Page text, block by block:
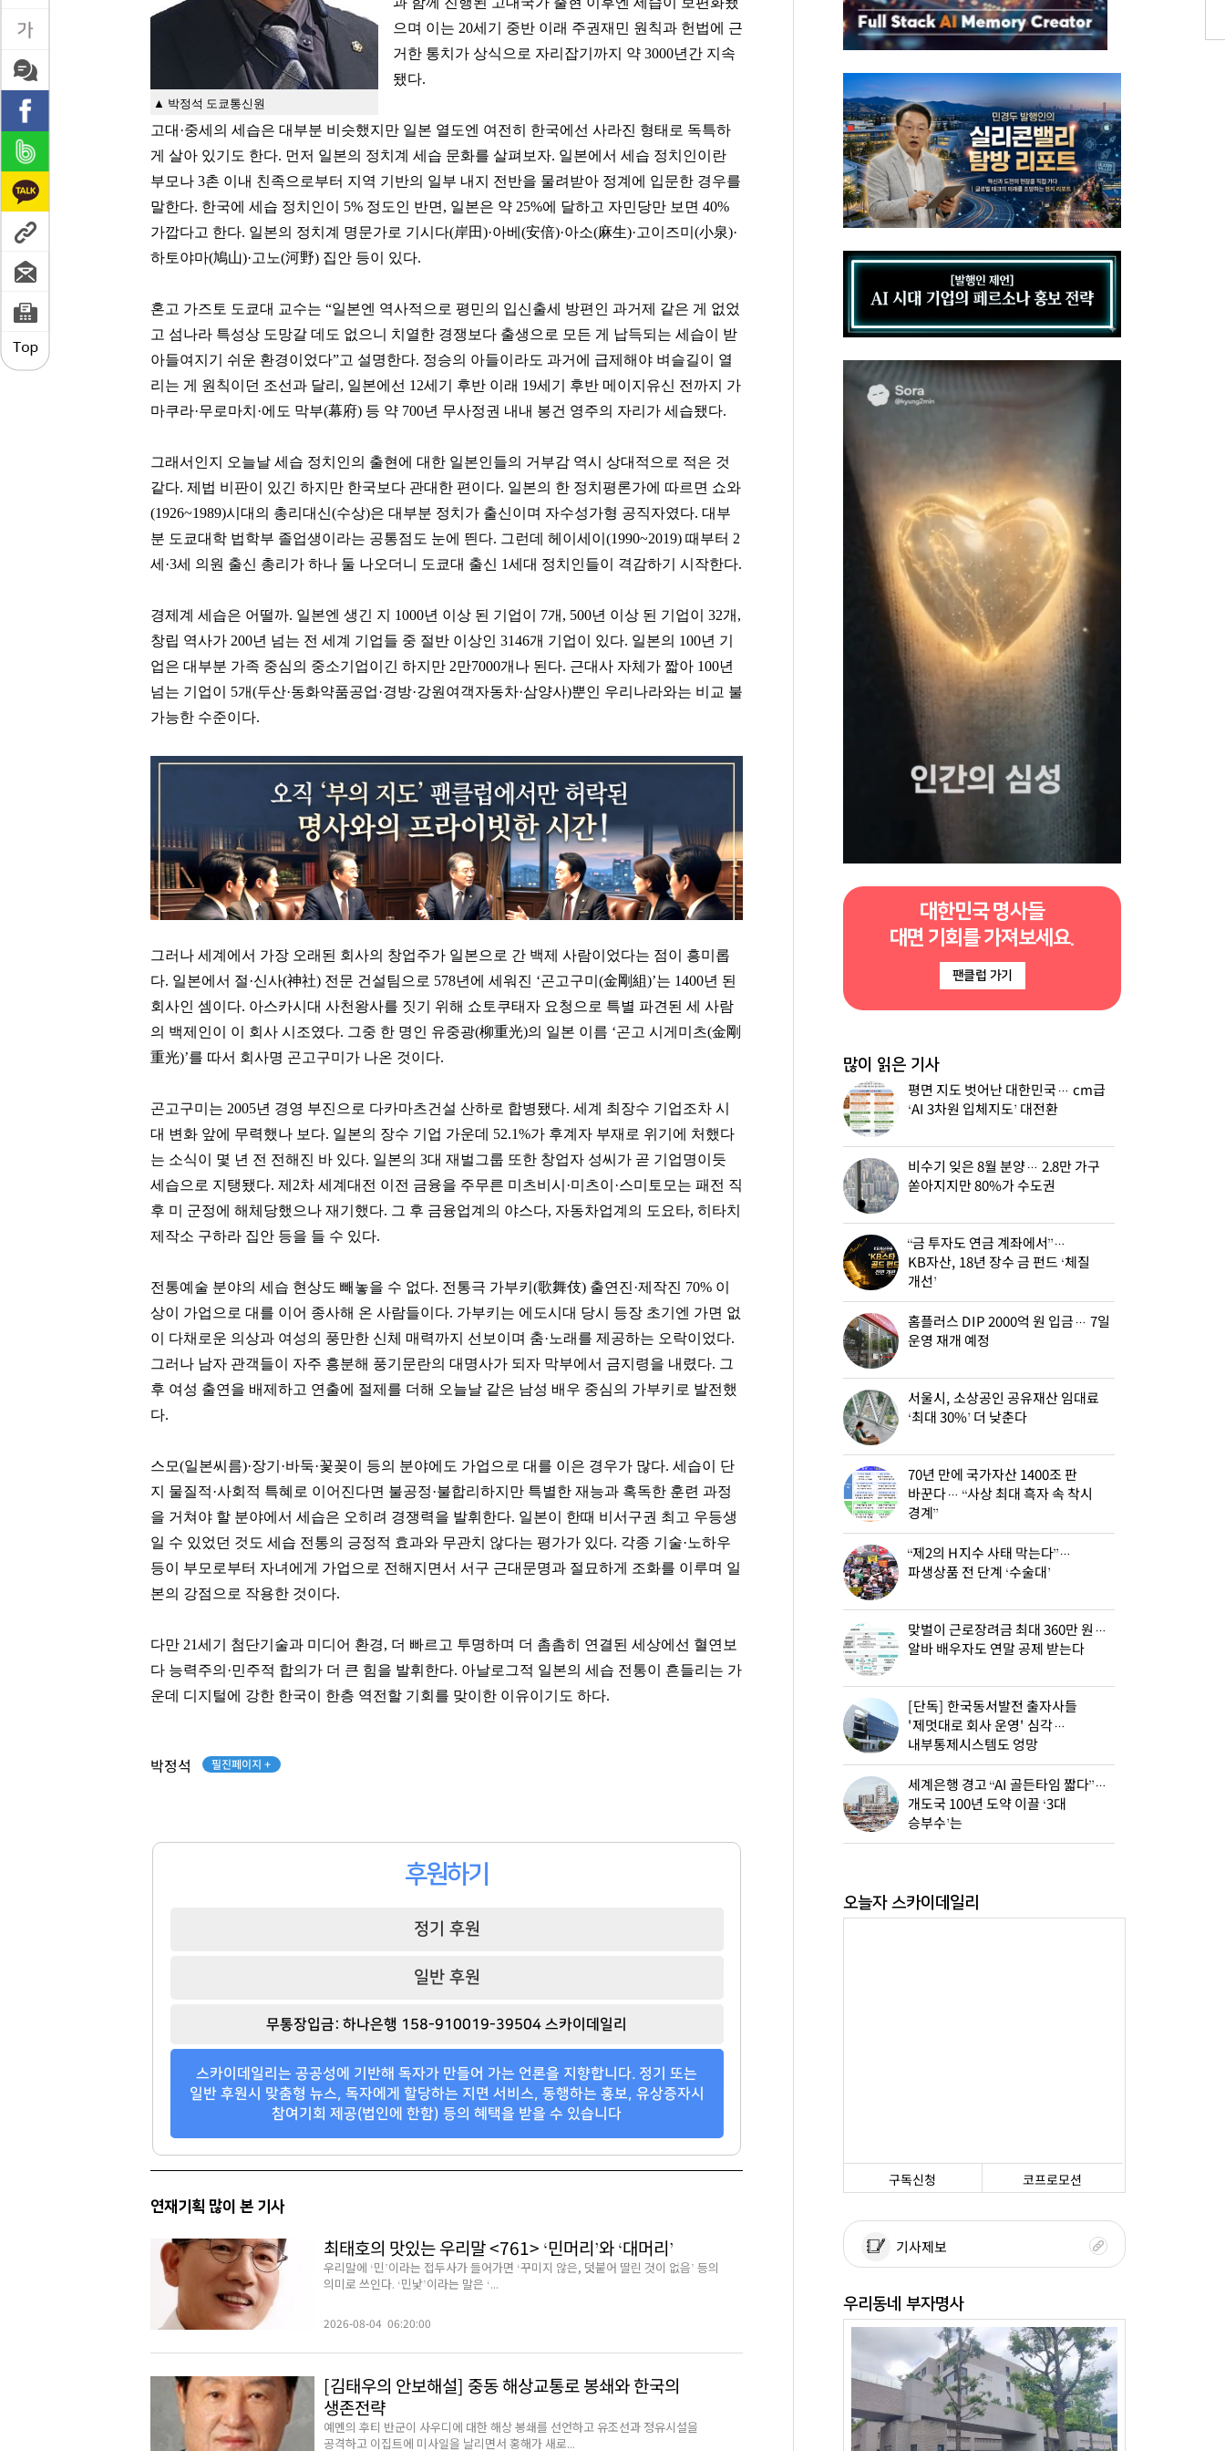
▲ 박정석 도쿄통신원
으며 이는 20세기 중반 이래 주권재민 원칙과 헌법에 근
거한 통치가 상식으로 자리잡기까지 약 3000년간 지속
됐다.
고대·중세의 세습은 대부분 비슷했지만 일본 열도엔 여전히 한국에선 사라진 형태로 독특하
게 살아 있기도 한다. 먼저 일본의 정치계 세습 문화를 살펴보자. 일본에서 세습 정치인이란
부모나 3촌 이내 친족으로부터 지역 기반의 일부 내지 전반을 물려받아 정계에 입문한 경우를
말한다. 한국에 세습 정치인이 5% 정도인 반면, 일본은 약 25%에 달하고 자민당만 보면 40%
가깝다고 한다. 일본의 정치계 명문가로 기시다(岸田)·아베(安倍)·아소(麻生)·고이즈미(小泉)·
하토야마(鳩山)·고노(河野) 집안 등이 있다.
혼고 가즈토 도쿄대 교수는 “일본엔 역사적으로 평민의 입신출세 방편인 과거제 같은 게 없었
고 섬나라 특성상 도망갈 데도 없으니 치열한 경쟁보다 출생으로 모든 게 납득되는 세습이 받
아들여지기 쉬운 환경이었다”고 설명한다. 정승의 아들이라도 과거에 급제해야 벼슬길이 열
리는 게 원칙이던 조선과 달리, 일본에선 12세기 후반 이래 19세기 후반 메이지유신 전까지 가
마쿠라·무로마치·에도 막부(幕府) 등 약 700년 무사정권 내내 봉건 영주의 자리가 세습됐다.
그래서인지 오늘날 세습 정치인의 출현에 대한 일본인들의 거부감 역시 상대적으로 적은 것
같다. 제법 비판이 있긴 하지만 한국보다 관대한 편이다. 일본의 한 정치평론가에 따르면 쇼와
(1926~1989)시대의 총리대신(수상)은 대부분 정치가 출신이며 자수성가형 공직자였다. 대부
분 도쿄대학 법학부 졸업생이라는 공통점도 눈에 띈다. 그런데 헤이세이(1990~2019) 때부터 2
세·3세 의원 출신 총리가 하나 둘 나오더니 도쿄대 출신 1세대 정치인들이 격감하기 시작한다.
경제계 세습은 어떨까. 일본엔 생긴 지 1000년 이상 된 기업이 7개, 500년 이상 된 기업이 32개,
창립 역사가 200년 넘는 전 세계 기업들 중 절반 이상인 3146개 기업이 있다. 일본의 100년 기
업은 대부분 가족 중심의 중소기업이긴 하지만 2만7000개나 된다. 근대사 자체가 짧아 100년
넘는 기업이 5개(두산·동화약품공업·경방·강원여객자동차·삼양사)뿐인 우리나라와는 비교 불
가능한 수준이다.
허영인
[관련 기사]
상지리츠빌카일룸2
팬클럽 참여
이국노
[관련 기사]
소피아도무스
팬클럽 참여
정동원
건물
팬클럽 참여
박현주
월드빌리지
팬클럽 참여
이해욱
단독주택
팬클럽 참여
그러나 세계에서 가장 오래된 회사의 창업주가 일본으로 간 백제 사람이었다는 점이 흥미롭
다. 일본에서 절·신사(神社) 전문 건설팀으로 578년에 세워진 ‘곤고구미(金剛組)’는 1400년 된
회사인 셈이다. 아스카시대 사천왕사를 짓기 위해 쇼토쿠태자 요청으로 특별 파견된 세 사람
의 백제인이 이 회사 시조였다. 그중 한 명인 유중광(柳重光)의 일본 이름 ‘곤고 시게미츠(金剛
重光)’를 따서 회사명 곤고구미가 나온 것이다.
곤고구미는 2005년 경영 부진으로 다카마츠건설 산하로 합병됐다. 세계 최장수 기업조차 시
대 변화 앞에 무력했나 보다. 일본의 장수 기업 가운데 52.1%가 후계자 부재로 위기에 처했다
는 소식이 몇 년 전 전해진 바 있다. 일본의 3대 재벌그룹 또한 창업자 성씨가 곧 기업명이듯
세습으로 지탱됐다. 제2차 세계대전 이전 금융을 주무른 미츠비시·미츠이·스미토모는 패전 직
후 미 군정에 해체당했으나 재기했다. 그 후 금융업계의 야스다, 자동차업계의 도요타, 히타치
제작소 구하라 집안 등을 들 수 있다.
전통예술 분야의 세습 현상도 빼놓을 수 없다. 전통극 가부키(歌舞伎) 출연진·제작진 70% 이
상이 가업으로 대를 이어 종사해 온 사람들이다. 가부키는 에도시대 당시 등장 초기엔 가면 없
이 다채로운 의상과 여성의 풍만한 신체 매력까지 선보이며 춤·노래를 제공하는 오락이었다.
그러나 남자 관객들이 자주 흥분해 풍기문란의 대명사가 되자 막부에서 금지령을 내렸다. 그
후 여성 출연을 배제하고 연출에 절제를 더해 오늘날 같은 남성 배우 중심의 가부키로 발전했
다.
스모(일본씨름)·장기·바둑·꽃꽂이 등의 분야에도 가업으로 대를 이은 경우가 많다. 세습이 단
지 물질적·사회적 특혜로 이어진다면 불공정·불합리하지만 특별한 재능과 혹독한 훈련 과정
을 거쳐야 할 분야에서 세습은 오히려 경쟁력을 발휘한다. 일본이 한때 비서구권 최고 우등생
일 수 있었던 것도 세습 전통의 긍정적 효과와 무관치 않다는 평가가 있다. 각종 기술·노하우
등이 부모로부터 자녀에게 가업으로 전해지면서 서구 근대문명과 절묘하게 조화를 이루며 일
본의 강점으로 작용한 것이다.
다만 21세기 첨단기술과 미디어 환경, 더 빠르고 투명하며 더 촘촘히 연결된 세상에선 혈연보
다 능력주의·민주적 합의가 더 큰 힘을 발휘한다. 아날로그적 일본의 세습 전통이 흔들리는 가
운데 디지털에 강한 한국이 한층 역전할 기회를 맞이한 이유이기도 하다.
박정석 필진페이지 +
후원하기
정기 후원
일반 후원
무통장입금: 하나은행 158-910019-39504 스카이데일리
스카이데일리는 공공성에 기반해 독자가 만들어 가는 언론을 지향합니다. 정기 또는
일반 후원시 맞춤형 뉴스, 독자에게 할당하는 지면 서비스, 동행하는 홍보, 유상증자시
참여기회 제공(법인에 한함) 등의 혜택을 받을 수 있습니다
연재기획 많이 본 기사
최태호의 맛있는 우리말 <761> ‘민머리’와 ‘대머리’
우리말에 ‘민’이라는 접두사가 들어가면 ‘꾸미지 않은, 덧붙어 딸린 것이 없음’ 등의
의미로 쓰인다. ‘민낯’이라는 말은 ‘...
2026-08-04 06:20:00
[김태우의 안보해설] 중동 해상교통로 봉쇄와 한국의
생존전략
예멘의 후티 반군이 사우디에 대한 해상 봉쇄를 선언하고 유조선과 정유시설을
공격하고 이집트에 미사일을 날리면서 홍해가 새로...
대한민국 명사들
대면 기회를 가져보세요.
팬클럽 가기
많이 읽은 기사
평면 지도 벗어난 대한민국… cm급
‘AI 3차원 입체지도’ 대전환
비수기 잊은 8월 분양… 2.8만 가구
쏟아지지만 80%가 수도권
“금 투자도 연금 계좌에서”…
KB자산, 18년 장수 금 펀드 ‘체질
개선’
홈플러스 DIP 2000억 원 입금… 7일
운영 재개 예정
서울시, 소상공인 공유재산 임대료
‘최대 30%’ 더 낮춘다
70년 만에 국가자산 1400조 판
바꾼다… “사상 최대 흑자 속 착시
경계”
“제2의 H지수 사태 막는다”…
파생상품 전 단계 ‘수술대’
맞벌이 근로장려금 최대 360만 원…
알바 배우자도 연말 공제 받는다
[단독] 한국동서발전 출자사들
'제멋대로 회사 운영' 심각…
내부통제시스템도 엉망
세계은행 경고 “AI 골든타임 짧다”…
개도국 100년 도약 이끌 ‘3대
승부수’는
오늘자 스카이데일리
구독신청 코프로모션
기사제보
우리동네 부자명사